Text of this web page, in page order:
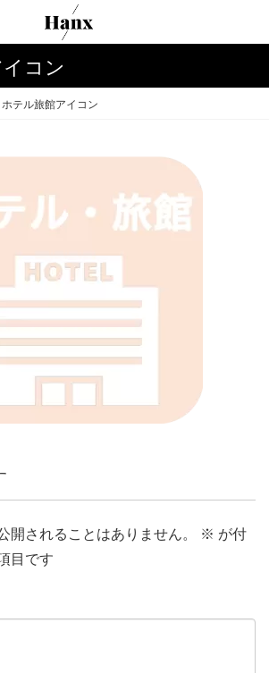
コン
ホテル旅館アイコン
開されることはありません。 ※ が付
目です